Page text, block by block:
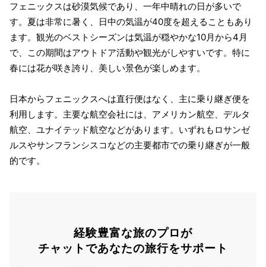
フェニックスは砂漠気候であり、一年中晴れの日が多いで
す。夏は非常に暑く、日中の気温が40度を超えることもあり
ます。観光のベストシーズンは気温が穏やかな10月から4月
で、この期間はアウトドア活動や観光がしやすいです。特に
春には花が咲き誇り、美しい景色が楽しめます。
日本からフェニックスへは直行便はなく、主に乗り継ぎ便を
利用します。主要な航空会社には、アメリカン航空、デルタ
航空、ユナイテッド航空などがあります。いずれもロサンゼ
ルスやサンフランシスコなどの主要都市での乗り継ぎが一般
的です。
経験豊富な旅のプロが
チャットであなたの旅行をサポート